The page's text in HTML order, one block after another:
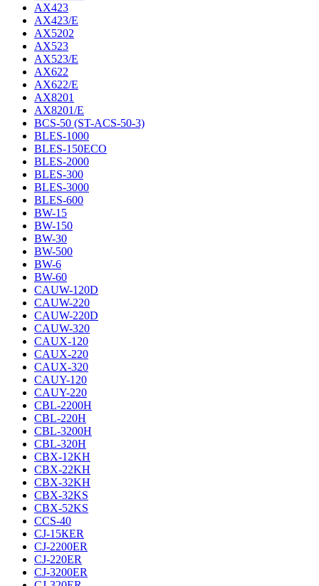
AX423
AX423/E
AX5202
AX523
AX523/E
AX622
AX622/E
AX8201
AX8201/E
BCS-50 (ST-ACS-50-3)
BLES-1000
BLES-150ECO
BLES-2000
BLES-300
BLES-3000
BLES-600
BW-15
BW-150
BW-30
BW-500
BW-6
BW-60
CAUW-120D
CAUW-220
CAUW-220D
CAUW-320
CAUX-120
CAUX-220
CAUX-320
CAUY-120
CAUY-220
CBL-2200H
CBL-220H
CBL-3200H
CBL-320H
CBX-12KH
CBX-22KH
CBX-32KH
CBX-32KS
CBX-52KS
CCS-40
CJ-15КER
CJ-2200ER
CJ-220ER
CJ-3200ER